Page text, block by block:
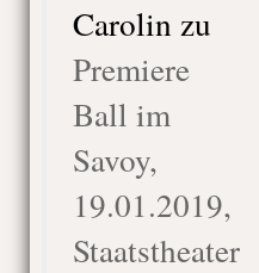
Carolin zu
Premiere
Ball im
Savoy,
19.01.2019,
Staatstheater